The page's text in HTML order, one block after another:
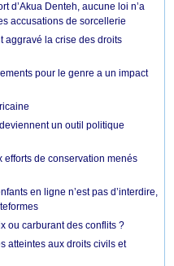
d’Akua Denteh, aucune loi n’a
accusations de sorcellerie
aggravé la crise des droits
pour le genre a un impact
un outil politique
efforts de conservation menés
en ligne n’est pas d’interdire,
ou carburant des conflits ?
atteintes aux droits civils et